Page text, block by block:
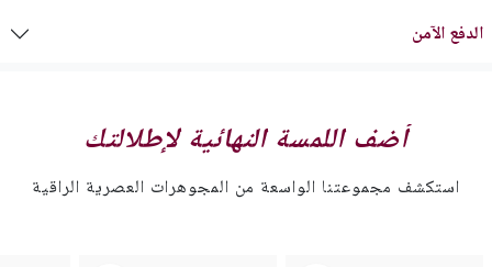
الدفع الآمن
أضف اللمسة النهائية لإطلالتك
استكشف مجموعتنا الواسعة من المجوهرات العصرية الراقية